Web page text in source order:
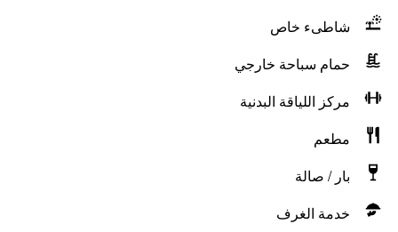
شاطىء خاص
حمام سباحة خارجي
مركز اللياقة البدنية
مطعم
بار / صالة
خدمة الغرف